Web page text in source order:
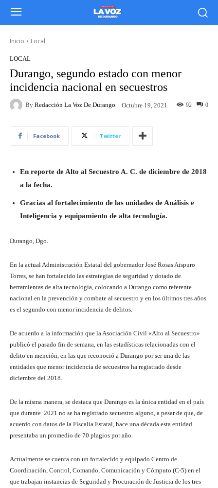
Inicio Local
LOCAL
Durango, segundo estado con menor
incidencia nacional en secuestros
By Redacción La Voz De Durango Octubre 19, 2021 0
92
Facebook Twitter
En reporte de Alto al Secuestro A. C. de diciembre de 2018
a la fecha.
Gracias al fortalecimiento de las unidades de Análisis e
Inteligencia y equipamiento de alta tecnología.
Durango, Dgo.
En la actual Administración Estatal del gobernador José Rosas Aispuro
Torres, se han fortalecido las estrategias de seguridad y dotado de
herramientas de alta tecnología, colocando a Durango como referente
nacional en la prevención y combate al secuestro y en los últimos tres años
es el segundo con menor incidencia de delitos.
De acuerdo a la información que la Asociación Civil «Alto al Secuestro»
publicó el pasado fin de semana, en las estadísticas relacionadas con el
delito en mención, en las que reconoció a Durango por ser una de las
entidades que menor incidencia de secuestros ha registrado desde
diciembre del 2018.
De la misma manera, se destaca que Durango es la única entidad en el país
que durante 2021 no se ha registrado secuestro alguno, a pesar de que, de
acuerdo con datos de la Fiscalía Estatal, hace una década esta entidad
presentaba un promedio de 70 plagios por año.
Actualmente se cuenta con un fortalecido y equipado Centro de
Coordinación, Control, Comando, Comunicación y Cómputo (C-5) en el
que trabajan instancias de Seguridad y Procuración de Justicia de los tres